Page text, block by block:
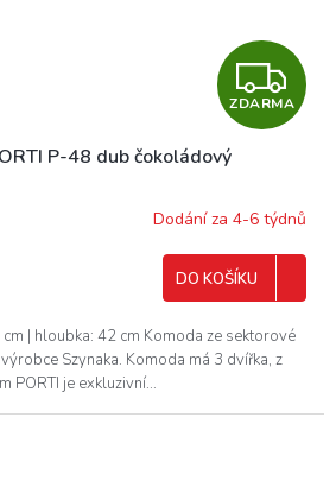
Z
D
R
A
ZDARMA
P-48 dub čokoládový
Dodání za 4-6 týdnů
DO KOŠÍKU
| hloubka: 42 cm Komoda ze sektorové
Szynaka. Komoda má 3 dvířka, z
PORTI je exkluzivní...